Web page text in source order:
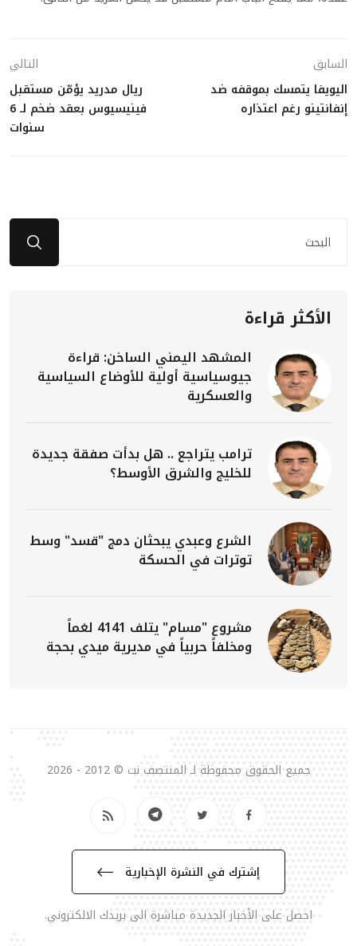
السابق
اليويفا يتمسك بموقفه ضد
إنفانتينو رغم اعتذاره
التالي
ريال مدريد يؤمّن مستقبل
فينيسيوس بعقد ضخم لـ 6
سنوات
الأكثر قراءة
المشهد اليمني الساخن: قراءة
جيوسياسية أولية للأوضاع السياسية
والعسكرية
ترامب يتراجع .. هل بدأت صفقة جديدة
للخليج والشرق الأوسط؟
الشرع وعبدي يبحثان دمج "قسد" وسط
توترات في الحسكة
مشروع "مسام" يتلف 4141 لغماً
ومخلفاً حربياً في مديرية ميدي بحجة
جميع الحقوق محفوظة لـ المنتصف نت © 2012 - 2026
إشترك في النشرة الإخبارية
احصل على الأخبار الجديدة مباشرة الى بريدك الالكتروني.